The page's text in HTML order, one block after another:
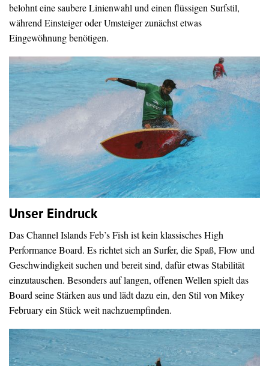
belohnt eine saubere Linienwahl und einen flüssigen Surfstil,
während Einsteiger oder Umsteiger zunächst etwas
Eingewöhnung benötigen.
Unser Eindruck
Das Channel Islands Feb’s Fish ist kein klassisches High
Performance Board. Es richtet sich an Surfer, die Spaß, Flow und
Geschwindigkeit suchen und bereit sind, dafür etwas Stabilität
einzutauschen. Besonders auf langen, offenen Wellen spielt das
Board seine Stärken aus und lädt dazu ein, den Stil von Mikey
February ein Stück weit nachzuempfinden.